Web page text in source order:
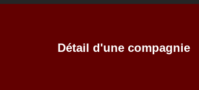
Détail d'une compagnie